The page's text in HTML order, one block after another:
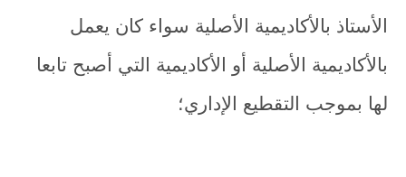
الأستاذ بالأكاديمية الأصلية سواء كان يعمل
بالأكاديمية الأصلية أو الأكاديمية التي أصبح تابعا
لها بموجب التقطيع الإداري؛